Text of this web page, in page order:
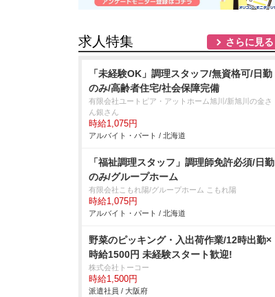
求人特集 さらに見る
「未経験OK」調理スタッフ/無資格可/日勤
のみ/高齢者住宅/社会保障完備
有限会社ユートピア・アットホーム旭川/新旭川の金さ
ん銀さん
時給1,075円
アルバイト・パート / 北海道
「福祉調理スタッフ」調理師免許必須/日勤
のみ/グループホーム
有限会社こもれ陽/グループホーム こもれ陽
時給1,075円
アルバイト・パート / 北海道
野菜のピッキング・入出荷作業/12時出勤×
時給1500円 未経験スタート歓迎!
株式会社トーコー
時給1,500円
派遣社員 / 大阪府